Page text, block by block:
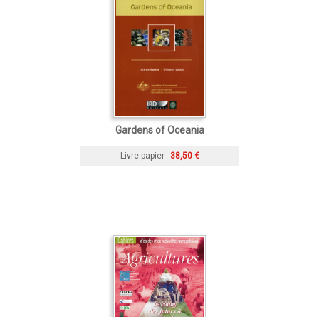
Gardens of Oceania
Livre papier 38,50 €